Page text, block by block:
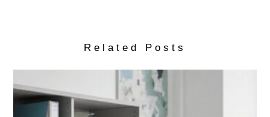
Related Posts